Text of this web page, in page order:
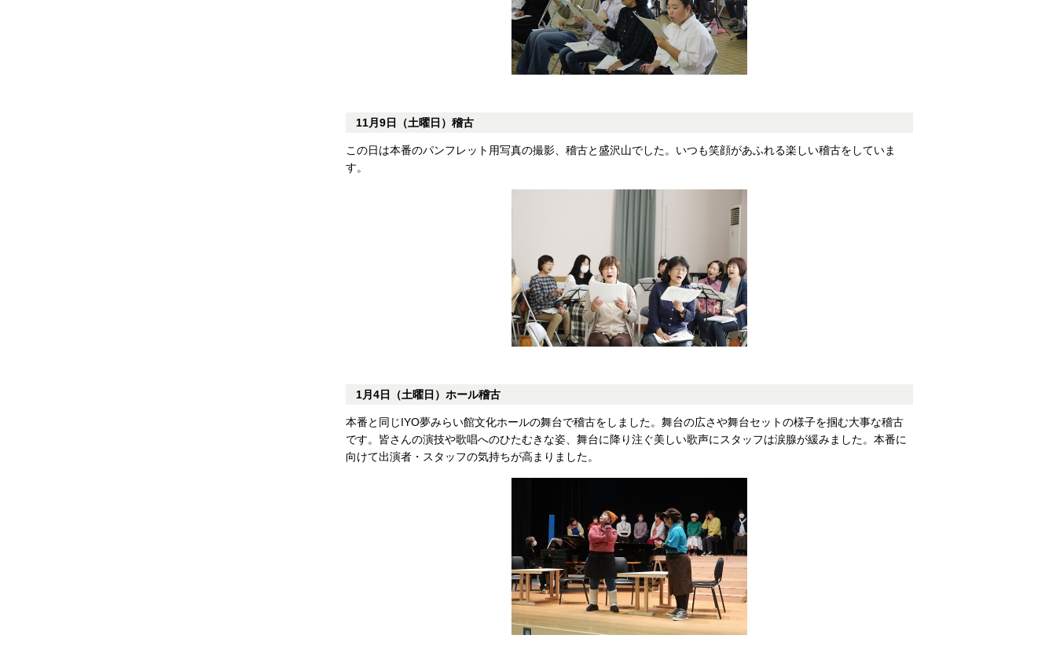
11月9日（土曜日）稽古
この日は本番のパンフレット用写真の撮影、稽古と盛沢山でした。いつも笑顔があふれる楽しい稽古をしていま
す。
1月4日（土曜日）ホール稽古
本番と同じIYO夢みらい館文化ホールの舞台で稽古をしました。舞台の広さや舞台セットの様子を掴む大事な稽古
です。皆さんの演技や歌唱へのひたむきな姿、舞台に降り注ぐ美しい歌声にスタッフは涙腺が緩みました。本番に
向けて出演者・スタッフの気持ちが高まりました。